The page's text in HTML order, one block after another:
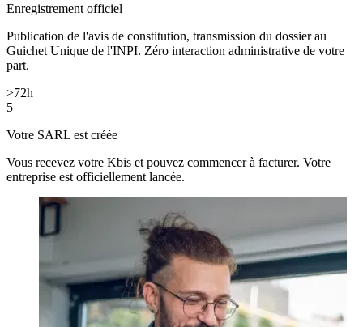
Enregistrement officiel
Publication de l'avis de constitution, transmission du dossier au
Guichet Unique de l'INPI. Zéro interaction administrative de votre
part.
>72h
5
Votre SARL est créée
Vous recevez votre Kbis et pouvez commencer à facturer. Votre
entreprise est officiellement lancée.